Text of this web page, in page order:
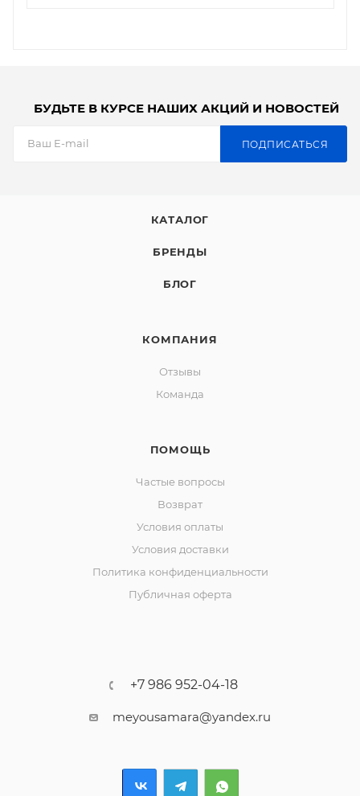
БУДЬТЕ В КУРСЕ НАШИХ АКЦИЙ И НОВОСТЕЙ
ПОДПИСАТЬСЯ
КАТАЛОГ
БРЕНДЫ
БЛОГ
КОМПАНИЯ
Отзывы
Команда
ПОМОЩЬ
Частые вопросы
Возврат
Условия оплаты
Условия доставки
Политика конфиденциальности
Публичная оферта
+7 986 952-04-18
meyousamara@yandex.ru